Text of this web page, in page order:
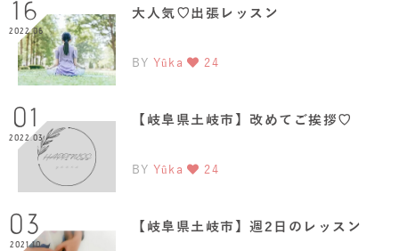
16
2022.06
大人気♡出張レッスン
BY Yûka 24
01
2022.03
【岐阜県土岐市】改めてご挨拶♡
BY Yûka 24
03
2021.10
【岐阜県土岐市】週2日のレッスン